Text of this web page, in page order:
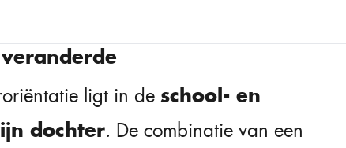
ligt in de school- en
dochter. De combinatie van een